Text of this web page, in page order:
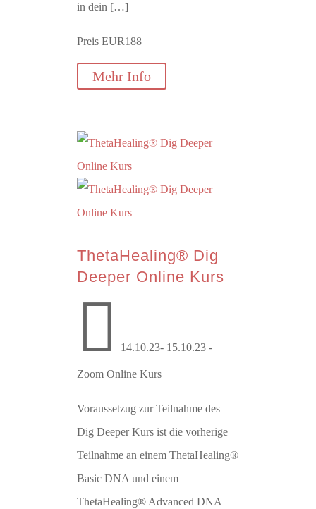
in dein […]
Preis EUR188
Mehr Info
ThetaHealing® Dig
Deeper Online Kurs
 14.10.23- 15.10.23 -
Zoom Online Kurs
Voraussetzug zur Teilnahme des
Dig Deeper Kurs ist die vorherige
Teilnahme an einem ThetaHealing®
Basic DNA und einem
ThetaHealing® Advanced DNA